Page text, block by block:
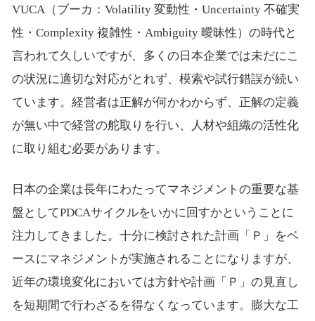
VUCA（ブーカ：Volatility 変動性・Uncertainty 不確実
性・Complexity 複雑性・Ambiguity 曖昧性）の時代と
言われて久しいですが、多くの日本企業では未だにこ
の状況に適切な対応がとれず、模索や試行錯誤が続い
ています。経営者は正解が何かわからず、正解の定義
が無い中で経営の舵取りを行い、人材や組織の活性化
に取り組む必要があります。
日本の企業は長年にわたってマネジメントの重要な基
盤としてPDCAサイクルをいかに回すかということに
注力してきました。十分に検討された計画「Ｐ」をベ
ースにマネジメントが実施されることになりますが、
近年の環境変化においては方針や計画「Ｐ」の見直し
を短期間で行わざるを得なくなっています。膨大な工